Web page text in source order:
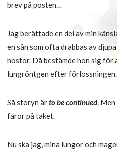
brev på posten…
Jag berättade en del av min
en sån som ofta drabbas av
hostor. Då bestämde hon sig för
lungröntgen efter förlossningen.
Så storyn ärto be continued.
faror på taket.
Nu ska jag, mina lungor och